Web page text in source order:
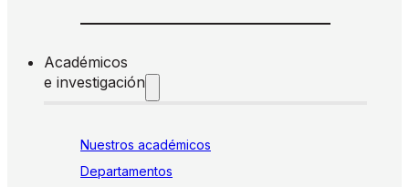
Académicos
e investigación
Nuestros académicos
Departamentos